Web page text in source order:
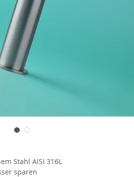
Stahl AISI 316L
sparen